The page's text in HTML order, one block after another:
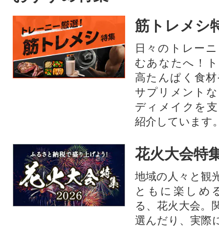
筋トレメシ
日々のトレー
むあなたへ！
高たんぱく食
サプリメント
ディメイクを
紹介しています
花火大会特
地域の人々と観
ともに楽しめ
る、花火大会。
選んだり、実際